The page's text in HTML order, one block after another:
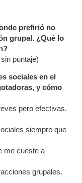
prefirió no
grupal. ¿Qué lo
puntaje)
sociales en el
y cómo
pero efectivas.
siempre que
me cueste a
grupales.